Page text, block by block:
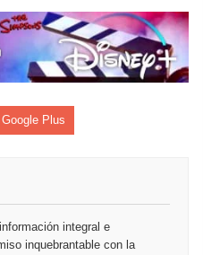
Plus
integral e
inquebrantable con la